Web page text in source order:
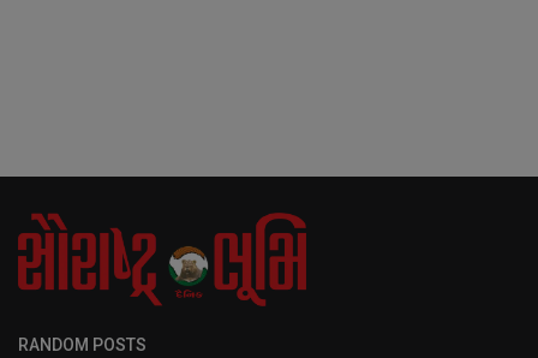
RANDOM POSTS